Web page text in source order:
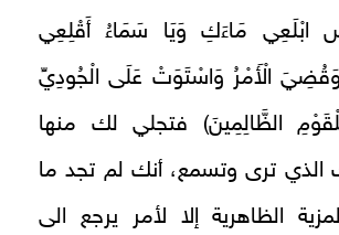
ابْلَعِي مَاءَكِ وَيَا سَمَاءُ أَقْلِعِي
الْأَمْرُ وَاسْتَوَتْ عَلَى الْجُودِيِّ
الظَّالِمِينَ) فتجلي لك منها
الذي ترى وتسمع، أنك لم تجد ما
الظاهرية إلا لأمر يرجع الى